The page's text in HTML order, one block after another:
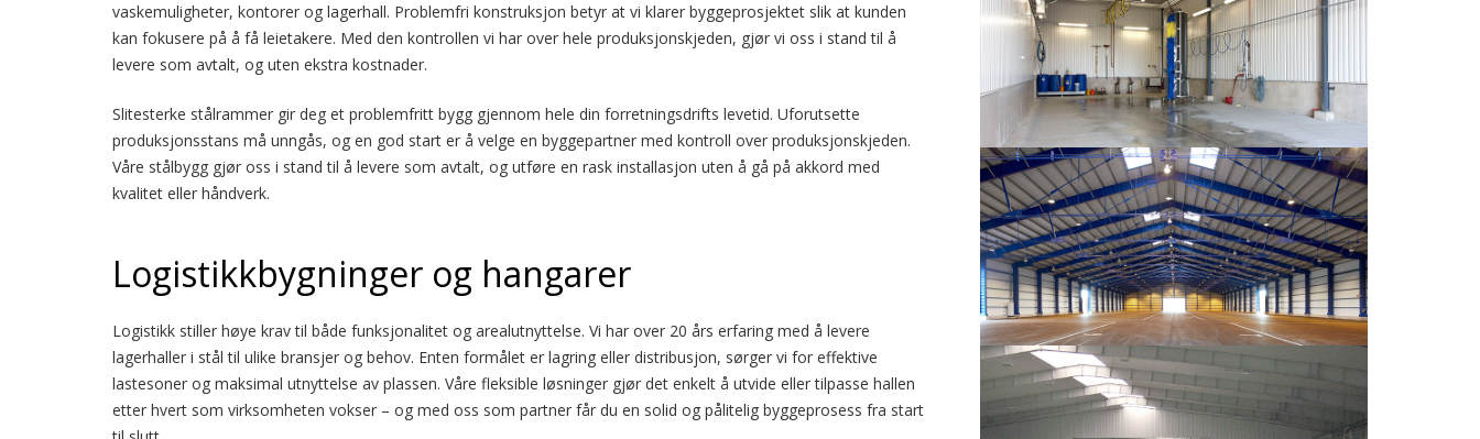
vaskemuligheter, kontorer og lagerhall. Problemfri konstruksjon betyr at vi klarer byggeprosjektet slik at kunden
kan fokusere på å få leietakere. Med den kontrollen vi har over hele produksjonskjeden, gjør vi oss i stand til å
levere som avtalt, og uten ekstra kostnader.
Slitesterke stålrammer gir deg et problemfritt bygg gjennom hele din forretningsdrifts levetid. Uforutsette
produksjonsstans må unngås, og en god start er å velge en byggepartner med kontroll over produksjonskjeden.
Våre stålbygg gjør oss i stand til å levere som avtalt, og utføre en rask installasjon uten å gå på akkord med
kvalitet eller håndverk.
Logistikkbygninger og hangarer
Logistikk stiller høye krav til både funksjonalitet og arealutnyttelse. Vi har over 20 års erfaring med å levere
lagerhaller i stål til ulike bransjer og behov. Enten formålet er lagring eller distribusjon, sørger vi for effektive
lastesoner og maksimal utnyttelse av plassen. Våre fleksible løsninger gjør det enkelt å utvide eller tilpasse hallen
etter hvert som virksomheten vokser – og med oss som partner får du en solid og pålitelig byggeprosess fra start